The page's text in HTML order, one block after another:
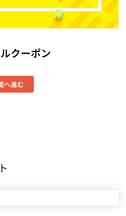
クーポン
へ進む